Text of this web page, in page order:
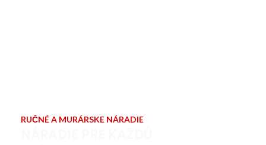
RUČNÉ A MURÁRSKE NÁRADIE